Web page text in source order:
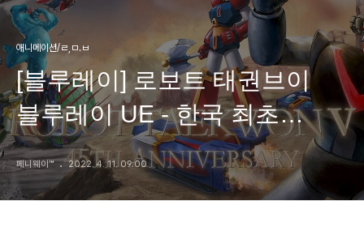
애니메이션/ㄹ,ㅁ.ㅂ
[블루레이] 로보트 태권브이
블루레이 UE - 한국 최초
애니메이션 블루레이 박스셋
페니웨이™ 2022. 4. 11. 09:00